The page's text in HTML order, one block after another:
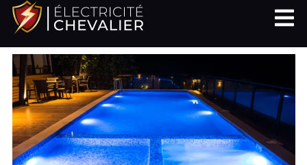
Aller
au
contenu